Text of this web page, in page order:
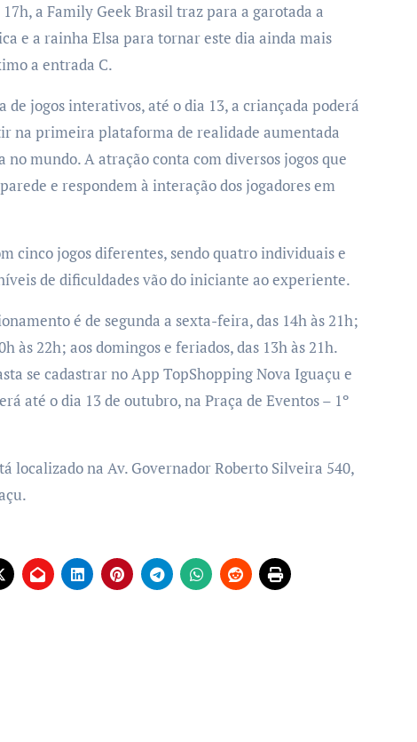
a Family Geek Brasil traz para a garotada a
e a rainha Elsa para tornar este dia ainda mais
a entrada C.
de jogos interativos, até o dia 13, a criançada poderá
na primeira plataforma de realidade aumentada
no mundo. A atração conta com diversos jogos que
e respondem à interação dos jogadores em
cinco jogos diferentes, sendo quatro individuais e
de dificuldades vão do iniciante ao experiente.
é de segunda a sexta-feira, das 14h às 21h;
às 22h; aos domingos e feriados, das 13h às 21h.
se cadastrar no App TopShopping Nova Iguaçu e
até o dia 13 de outubro, na Praça de Eventos – 1º
localizado na Av. Governador Roberto Silveira 540,